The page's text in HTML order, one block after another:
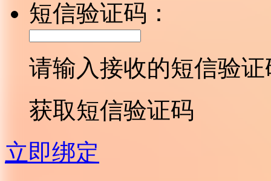
短信验证码：
请输入接收的短信验证
获取短信验证码
立即绑定